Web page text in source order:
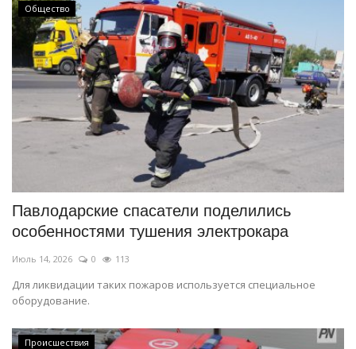
Общество
Павлодарские спасатели поделились
особенностями тушения электрокара
Июль 14, 2026 0 113
Для ликвидации таких пожаров используется специальное
оборудование.
Происшествия